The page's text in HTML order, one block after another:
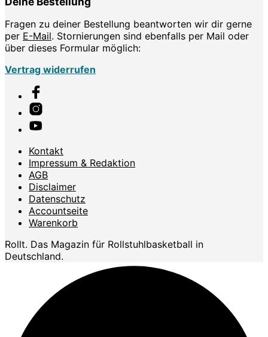
Fragen zu deiner Bestellung beantworten wir dir gerne
per E-Mail. Stornierungen sind ebenfalls per Mail oder
über dieses Formular möglich:
Vertrag widerrufen
Kontakt
Impressum & Redaktion
AGB
Disclaimer
Datenschutz
Accountseite
Warenkorb
Rollt. Das Magazin für Rollstuhlbasketball in
Deutschland.